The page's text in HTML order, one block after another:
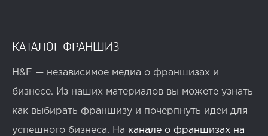
КАТАЛОГ ФРАНШИЗ
H&F — независимое медиа о франшизах и
бизнесе. Из наших материалов вы можете узнать
как выбирать франшизу и почерпнуть идеи для
успешного бизнеса. На канале о франшизах на